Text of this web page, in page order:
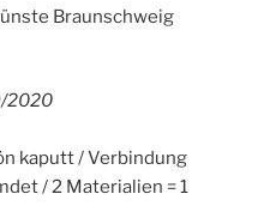
Braunschweig
2020
kaputt / Verbindung
/ 2 Materialien = 1